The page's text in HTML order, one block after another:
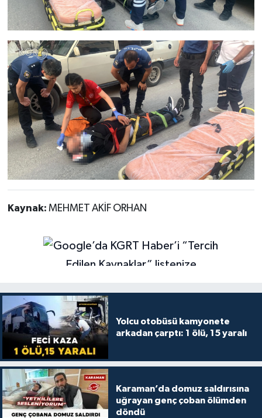
Kaynak: MEHMET AKİF ORHAN
Yolcu otobüsü kamyonete
arkadan çarptı: 1 ölü, 15 yaralı
Karaman’da domuz saldırısına
uğrayan genç çoban ölümden
döndü